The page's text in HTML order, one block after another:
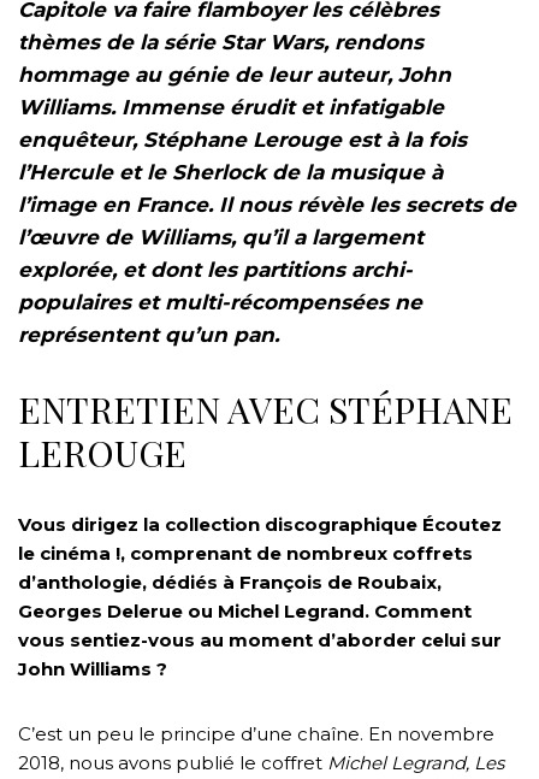
Capitole va faire flamboyer les célèbres
thèmes de la série Star Wars, rendons
hommage au génie de leur auteur, John
Williams. Immense érudit et infatigable
enquêteur, Stéphane Lerouge est à la fois
l’Hercule et le Sherlock de la musique à
l’image en France. Il nous révèle les secrets de
l’œuvre de Williams, qu’il a largement
explorée, et dont les partitions archi-
populaires et multi-récompensées ne
représentent qu’un pan.
ENTRETIEN AVEC STÉPHANE
LEROUGE
Vous dirigez la collection discographique Écoutez
le cinéma !, comprenant de nombreux coffrets
d’anthologie, dédiés à François de Roubaix,
Georges Delerue ou Michel Legrand. Comment
vous sentiez-vous au moment d’aborder celui sur
John Williams ?
C’est un peu le principe d’une chaîne. En novembre
2018, nous avons publié le coffret Michel Legrand, Les